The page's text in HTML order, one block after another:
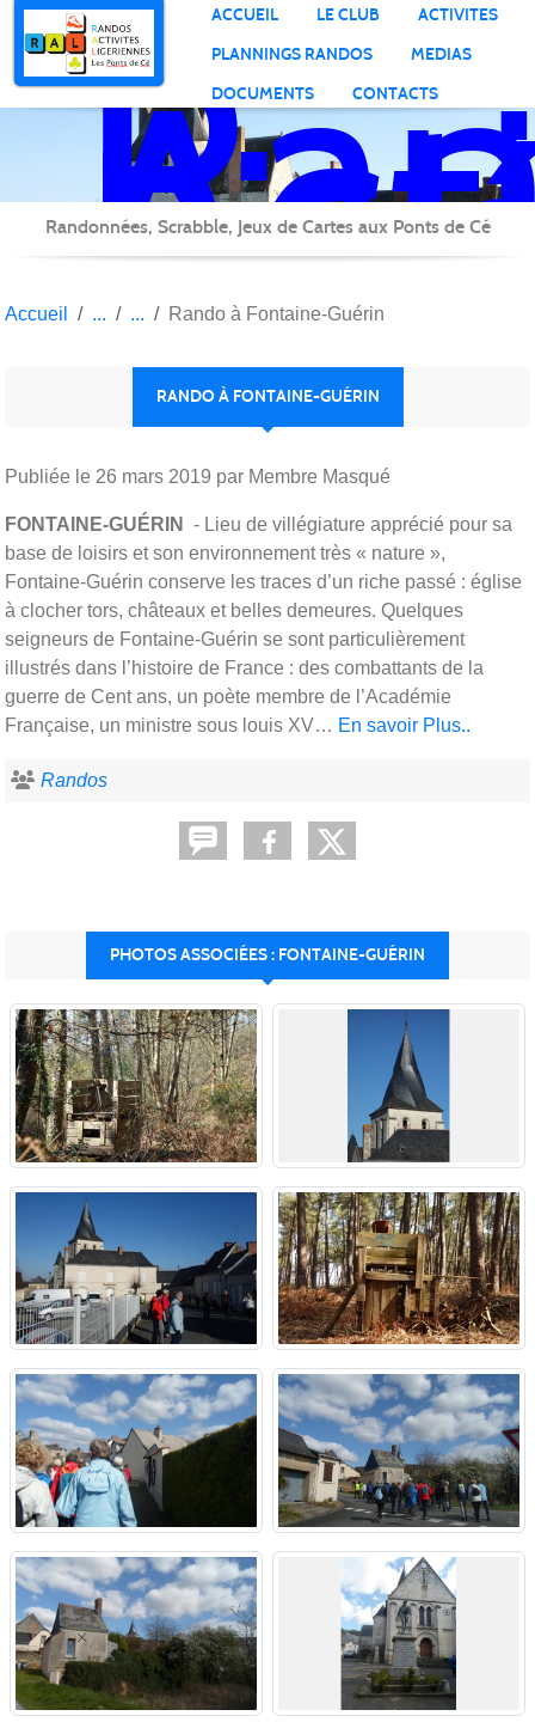
ACCUEIL LE CLUB
ACTIVITES
PLANNINGS RANDOS
MEDIAS
DOCUMENTS
CONTACTS
Randonnées, Scrabble, Jeux de Cartes aux Ponts de Cé
Accueil Rando à Fontaine-Guérin
RANDO À FONTAINE-GUÉRIN
Publiée le 26 mars 2019 par Membre Masqué
FONTAINE-GUÉRIN
- Lieu de villégiature apprécié pour sa
base de loisirs et son environnement très « nature »,
Fontaine-Guérin conserve les traces d’un riche passé : église
à clocher tors, châteaux et belles demeures. Quelques
seigneurs de Fontaine-Guérin se sont particulièrement
illustrés dans l’histoire de France : des combattants de la
guerre de Cent ans, un poète membre de l’Académie
Française, un ministre sous louis XV… En savoir Plus..
Randos
PHOTOS ASSOCIÉES : FONTAINE-GUÉRIN
Panneau de gestion des cookies